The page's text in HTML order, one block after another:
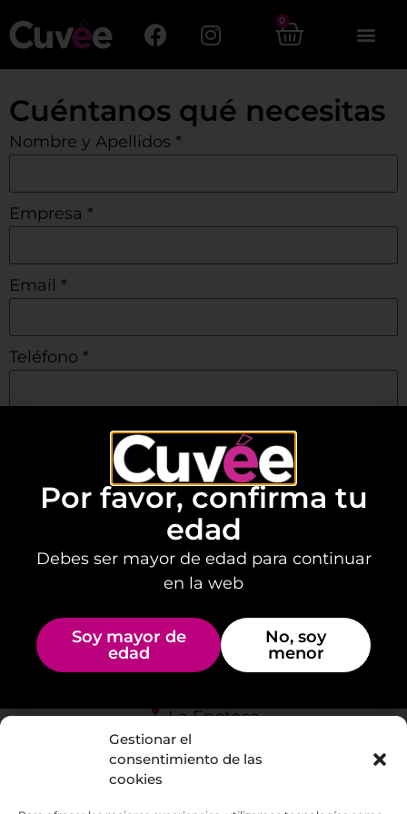
Gestionar el
consentimiento de las
cookies
0
Cuéntanos qué necesitas
Nombre y Apellidos *
Empresa *
Email *
Teléfono *
¿Qué servicio te interesa?*
Mensaje
He leído y acepto las políticas
Enviar
La Enoteca
686588350
Visítanos en C/ Escultor Estevez local 9. La
Por favor, confirma tu
edad
Debes ser mayor de edad para continuar
en la web
Soy mayor de
edad
No, soy
menor